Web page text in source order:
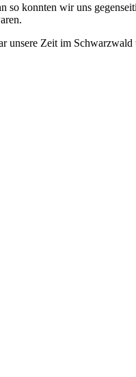
konnten wir uns
unsere Zeit im